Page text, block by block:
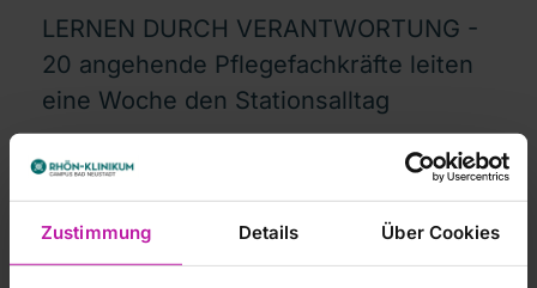
Zustimmung Details Über Cookies
LERNEN DURCH VERANTWORTUNG -
20 angehende Pflegefachkräfte leiten
eine Woche den Stationsalltag
RHÖN-KLINIKUM Campus Bad Neustadt
Kurzschluss im Gehirn: Neues Wissen